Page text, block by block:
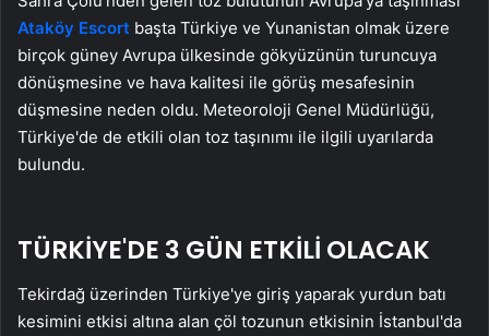
Ataköy Escort başta Türkiye ve Yunanistan olmak üzere
birçok güney Avrupa ülkesinde gökyüzünün turuncuya
dönüşmesine ve hava kalitesi ile görüş mesafesinin
düşmesine neden oldu. Meteoroloji Genel Müdürlüğü,
Türkiye'de de etkili olan toz taşınımı ile ilgili uyarılarda
bulundu.
TÜRKİYE'DE 3 GÜN ETKİLİ OLACAK
Tekirdağ üzerinden Türkiye'ye giriş yaparak yurdun batı
kesimini etkisi altına alan çöl tozunun etkisinin İstanbul'da